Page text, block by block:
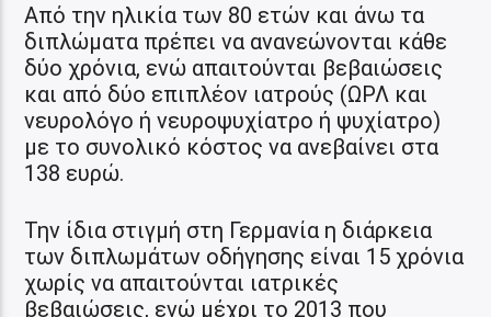
Από την ηλικία των 80 ετών και άνω τα
διπλώματα πρέπει να ανανεώνονται κάθε
δύο χρόνια, ενώ απαιτούνται βεβαιώσεις
και από δύο επιπλέον ιατρούς (ΩΡΛ και
νευρολόγο ή νευροψυχίατρο ή ψυχίατρο)
με το συνολικό κόστος να ανεβαίνει στα
138 ευρώ.
Την ίδια στιγμή στη Γερμανία η διάρκεια
των διπλωμάτων οδήγησης είναι 15 χρόνια
χωρίς να απαιτούνται ιατρικές
βεβαιώσεις, ενώ μέχρι το 2013 που